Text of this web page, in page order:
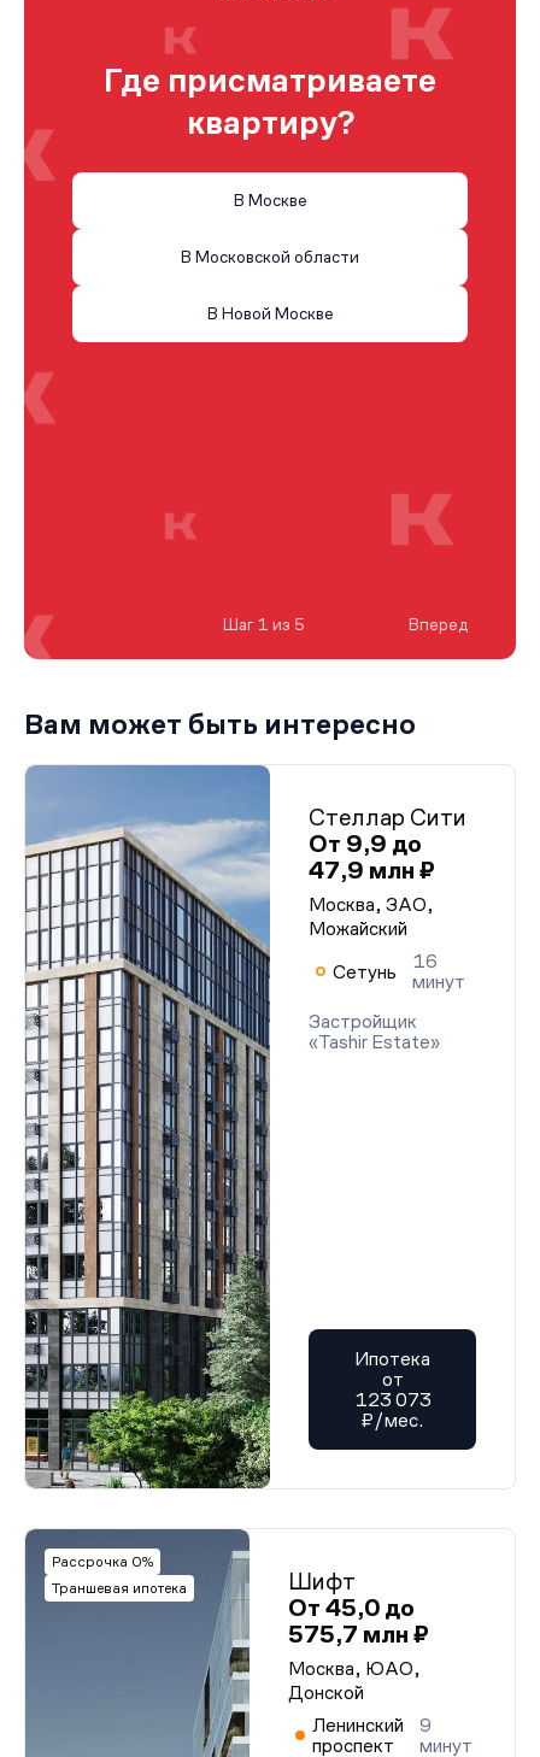
Где присматриваете
квартиру?
В Москве
В Московской области
В Новой Москве
Шаг 1 из 5 Вперед
Вам может быть интересно
Стеллар Сити
От 9,9 до
47,9 млн ₽
Москва, ЗАО,
Можайский
Сетунь
16
минут
Застройщик
«Tashir Estate»
Ипотека
от
123 073
₽/мес.
Рассрочка 0%
Траншевая ипотека
Шифт
От 45,0 до
575,7 млн ₽
Москва, ЮАО,
Донской
Ленинский
проспект
9
минут